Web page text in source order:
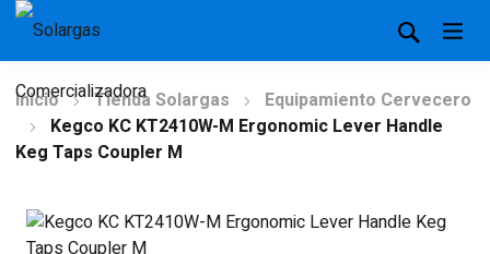
Inicio Tienda Solargas
Equipamiento Cervecero
Kegco KC KT2410W-M Ergonomic Lever Handle
Keg Taps Coupler M